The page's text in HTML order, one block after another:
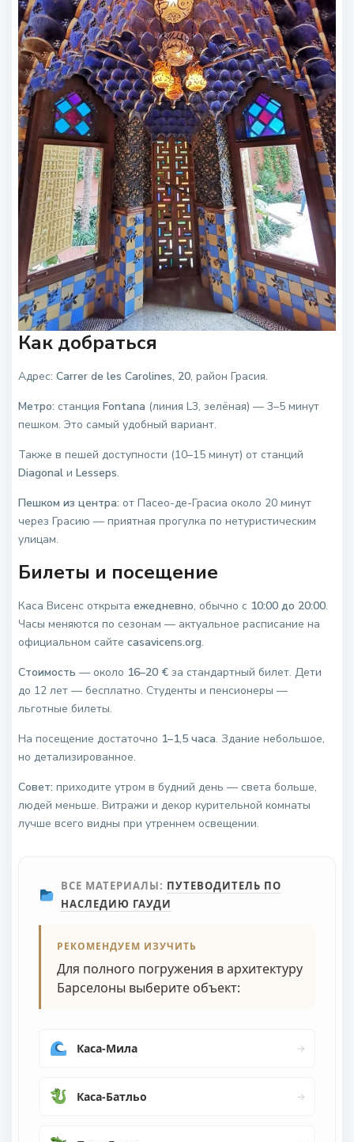
Как добраться
Адрес:Carrer de les Carolines, 20, район Грасия.
Метро: станцияFontana (линия L3, зелёная) — 3–5 минут
пешком. Это самый удобный вариант.
Также в пешей доступности (10–15 минут) от станций
Diagonal иLesseps.
Пешком из центра: от Пасео-де-Грасиа около 20 минут
через Грасию — приятная прогулка по нетуристическим
улицам.
Билеты и посещение
Каса Висенс открытаежедневно, обычно с 10:00 до 20:00.
Часы меняются по сезонам — актуальное расписание на
официальном сайтеcasavicens.org.
Стоимость — около 16–20 € за стандартный билет. Дети
до 12 лет — бесплатно. Студенты и пенсионеры —
льготные билеты.
На посещение достаточно 1–1,5 часа. Здание небольшое,
но детализированное.
Совет: приходите утром в будний день — света больше,
людей меньше. Витражи и декор курительной комнаты
лучше всего видны при утреннем освещении.
ВСЕ МАТЕРИАЛЫ: ПУТЕВОДИТЕЛЬ ПО
НАСЛЕДИЮ ГАУДИ
РЕКОМЕНДУЕМ ИЗУЧИТЬ
Для полного погружения в архитектуру
Барселоны выберите объект:
Каса-Мила →
Каса-Батльо →